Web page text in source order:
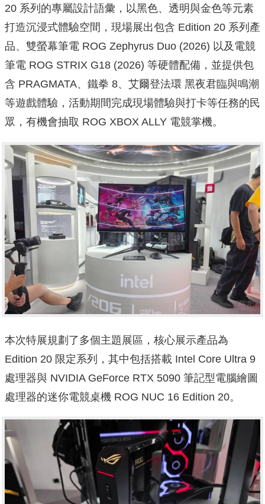
20 系列的專屬設計語彙，以黑色、透明與金色等元素
打造沉浸式體驗空間，現場展出包含 Edition 20 系列產
品、雙螢幕筆電 ROG Zephyrus Duo (2026) 以及電競
筆電 ROG STRIX G18 (2026) 等硬體配備，並提供包
含 PRAGMATA、鐵拳 8、艾爾登法環 黑夜君臨與鳴潮
等遊戲體驗，活動期間完成現場體驗與打卡等任務的民
眾，有機會抽取 ROG XBOX ALLY 電競掌機。
本次特展規劃了多個主題展區，核心展示產品為
Edition 20 限定系列，其中包括搭載 Intel Core Ultra 9
處理器與 NVIDIA GeForce RTX 5090 筆記型電腦繪圖
處理器的迷你電競桌機 ROG NUC 16 Edition 20。